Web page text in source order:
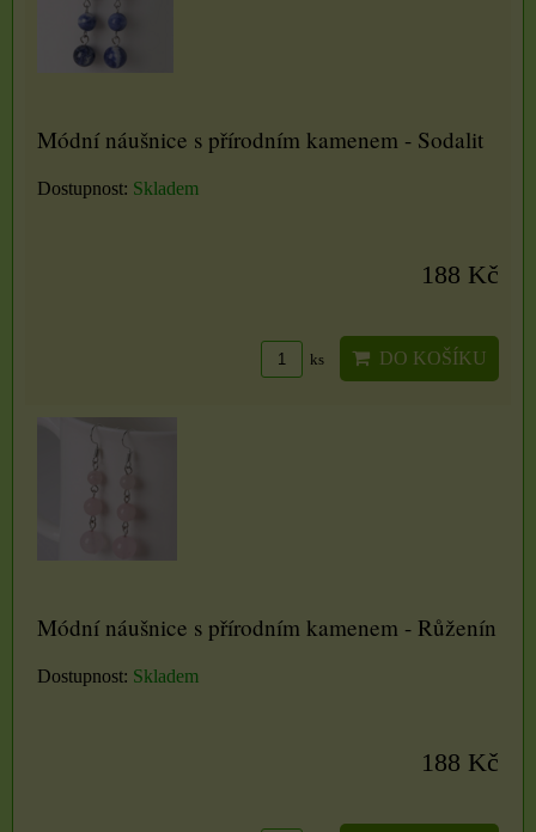
Módní náušnice s přírodním kamenem - Sodalit
Dostupnost: Skladem
188 Kč
ks DO KOŠÍKU
Módní náušnice s přírodním kamenem - Růženín
Dostupnost: Skladem
188 Kč